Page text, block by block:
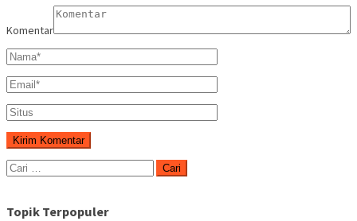
Komentar
Cari
untuk:
Topik Terpopuler